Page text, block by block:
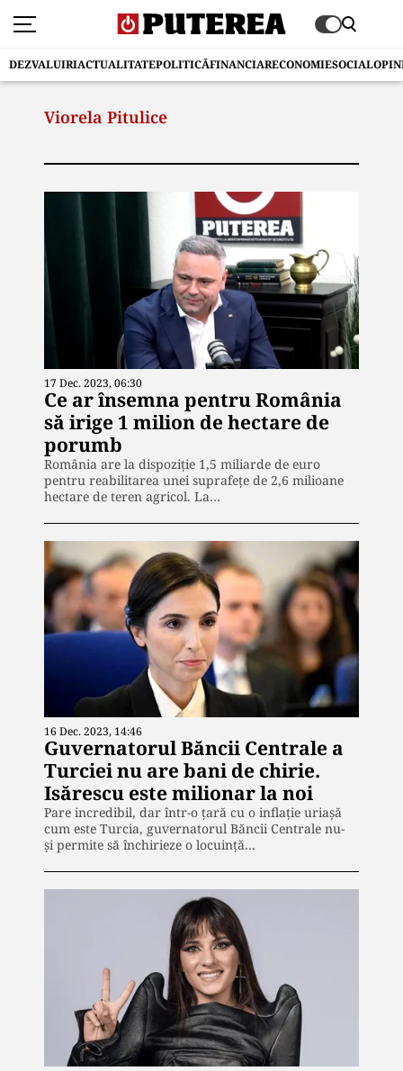
DEZVALUIRIACTUALITATEPOLITICĂFINANCIARECONOMIESOCIAL
Viorela Pitulice
17 Dec. 2023, 06:30
Ce ar însemna pentru România
să irige 1 milion de hectare de
porumb
România are la dispoziție 1,5 miliarde de euro
pentru reabilitarea unei suprafețe de 2,6 milioane
hectare de teren agricol. La…
16 Dec. 2023, 14:46
Guvernatorul Băncii Centrale a
Turciei nu are bani de chirie.
Isărescu este milionar la noi
Pare incredibil, dar într-o țară cu o inflație uriașă
cum este Turcia, guvernatorul Băncii Centrale nu-
și permite să închirieze o locuință…